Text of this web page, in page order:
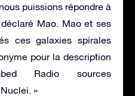
puissions répondre à
Mao. Mao et ses
ces galaxies spirales
pour la description
Radio sources
»